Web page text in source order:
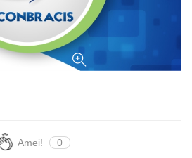
Amei! 0